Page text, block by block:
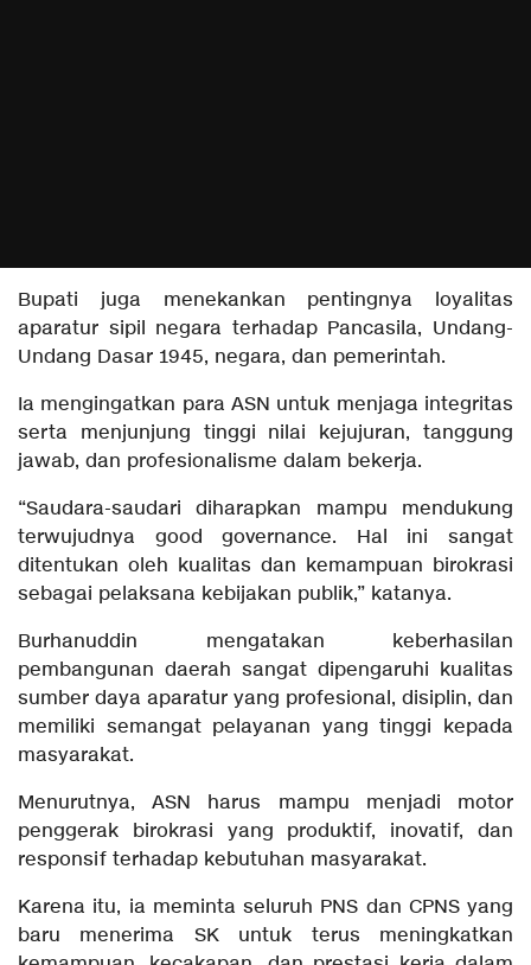
Bupati juga menekankan pentingnya loyalitas
aparatur sipil negara terhadap Pancasila, Undang-
Undang Dasar 1945, negara, dan pemerintah.
Ia mengingatkan para ASN untuk menjaga integritas
serta menjunjung tinggi nilai kejujuran, tanggung
jawab, dan profesionalisme dalam bekerja.
“Saudara-saudari diharapkan mampu mendukung
terwujudnya good governance. Hal ini sangat
ditentukan oleh kualitas dan kemampuan birokrasi
sebagai pelaksana kebijakan publik,” katanya.
Burhanuddin mengatakan keberhasilan
pembangunan daerah sangat dipengaruhi kualitas
sumber daya aparatur yang profesional, disiplin, dan
memiliki semangat pelayanan yang tinggi kepada
masyarakat.
Menurutnya, ASN harus mampu menjadi motor
penggerak birokrasi yang produktif, inovatif, dan
responsif terhadap kebutuhan masyarakat.
Karena itu, ia meminta seluruh PNS dan CPNS yang
baru menerima SK untuk terus meningkatkan